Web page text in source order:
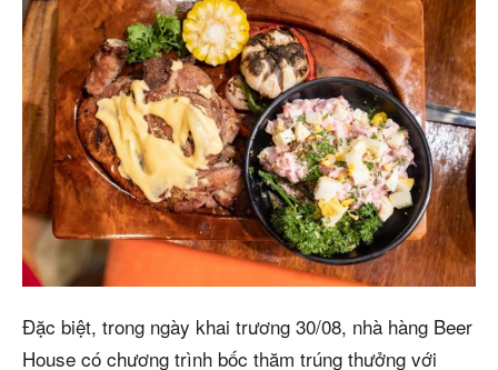
Đặc biệt, trong ngày khai trương 30/08, nhà hàng Beer
House có chương trình bốc thăm trúng thưởng với